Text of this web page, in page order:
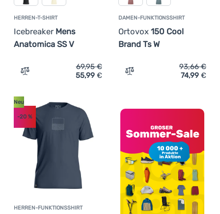
HERREN-T-SHIRT
Icebreaker Mens
Anatomica SS V
Zum Vergleich 'Herren-T-Shirt Icebreaker Mens
69,95€
55,99 €
DAMEN-FUNKTIONSSHIRT
Ortovox 150 Cool
Brand Ts W
Zum Vergleich 'Damen-
93,66€
74,99 €
HERREN-FUNKTIONSSHIRT
Neu
-20 %